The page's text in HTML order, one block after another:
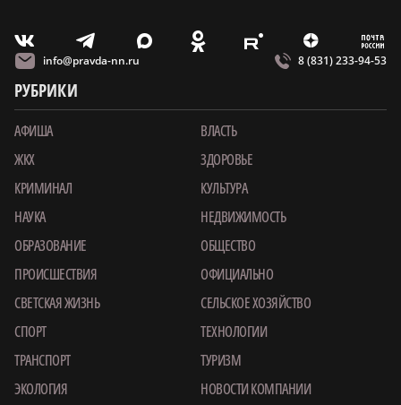
V T X O E Z m
info@pravda-nn.ru 8 (831) 233-94-53
РУБРИКИ
АФИША
ВЛАСТЬ
ЖКХ
ЗДОРОВЬЕ
КРИМИНАЛ
КУЛЬТУРА
НАУКА
НЕДВИЖИМОСТЬ
ОБРАЗОВАНИЕ
ОБЩЕСТВО
ПРОИСШЕСТВИЯ
ОФИЦИАЛЬНО
СВЕТСКАЯ ЖИЗНЬ
СЕЛЬСКОЕ ХОЗЯЙСТВО
СПОРТ
ТЕХНОЛОГИИ
ТРАНСПОРТ
ТУРИЗМ
ЭКОЛОГИЯ
НОВОСТИ КОМПАНИИ